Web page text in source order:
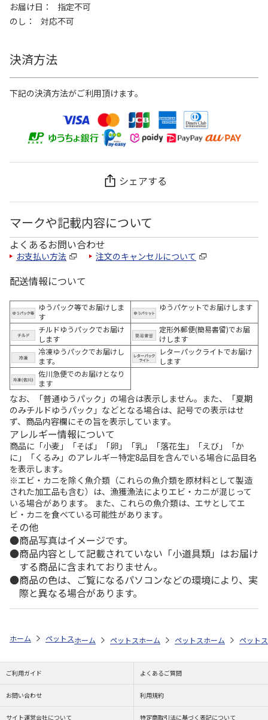
お届け日
指定不可
のし
対応不可
決済方法
下記の決済方法がご利用頂けます。
シェアする
マークや記載内容について
よくあるお問い合わせ
お支払い方法 注文のキャンセルについて
配送情報について
ゆうパック等でお届けしま
す
ゆうパケットでお届けします
チルドゆうパックでお届け
します
定形外郵便(簡易書留)でお届
けします
冷凍ゆうパックでお届けし
ます。
レターパックライトでお届け
します
佐川急便でのお届けとなり
ます
なお、「普通ゆうパック」の場合は表示しません。また、「夏期
のみチルドゆうパック」などとなる場合は、記号での表示はせ
ず、商品内容欄にその旨を表示しています。
アレルギー情報について
商品に「小麦」「そば」「卵」「乳」「落花生」「えび」「か
に」「くるみ」のアレルギー特定8品目を含んでいる場合に品目名
を表示します。
※エビ・カニを除く魚介類（これらの魚介類を原材料として製造
された加工品も含む）は、漁獲漁法によりエビ・カニが混じって
いる場合があります。 また、これらの魚介類は、エサとしてエ
ビ・カニを食べている可能性があります。
その他
商品写真はイメージです。
商品内容として記載されていない「小道具類」はお届け
する商品に含まれておりません。
商品の色は、ご覧になるパソコンなどの環境により、実
際と異なる場合があります。
ホーム ペットストア ケージ・飼育その他用品 ベッド・マット・ス
ホーム ペットストア ケージ・飼育その他用品
ホーム ペットストア ケージ・
ホーム ペット
ご利用ガイド よくあるご質問
お問い合わせ 利用規約
サイト運営会社について 特定商取引法に基づく表記について